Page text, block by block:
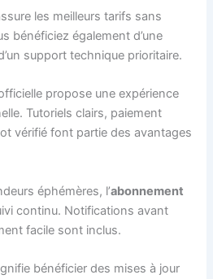
les meilleurs tarifs sans
bénéficiez également d’une
support technique prioritaire.
propose une expérience
Tutoriels clairs, paiement
vérifié font partie des avantages
éphémères, l’abonnement
continu. Notifications avant
facile sont inclus.
bénéficier des mises à jour